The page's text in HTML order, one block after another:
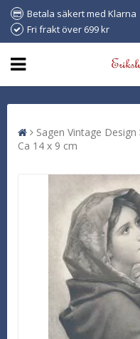
Betala säkert med Klarna
Fri frakt över 699 kr
Sagen Vintage Design
Ca 14 x 9 cm